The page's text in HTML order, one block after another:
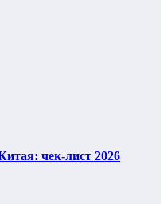
чек-лист 2026